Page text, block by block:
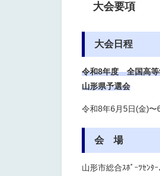
大会要項
大会日程
令和8年度全国高等
山形県予選会
令和8年6月5日(金)〜
会 場
山形市総合ｽﾎﾟｰﾂｾﾝﾀ